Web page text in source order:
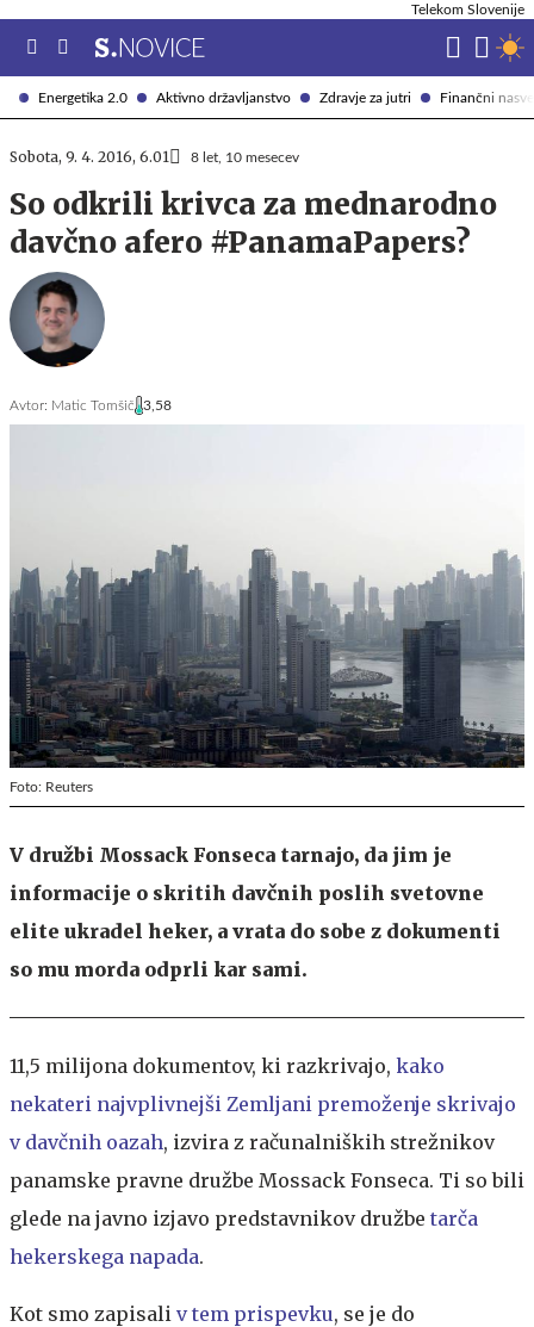
Energetika 2.0 Aktivno državljanstvo Zdravje za jutri Finančni
Telekom Slovenije
Sobota, 9. 4. 2016, 6.01 8 let, 10 mesecev
So odkrili krivca za mednarodno
davčno afero #PanamaPapers?
Avtor: Matic Tomšič 3,58
Foto: Reuters
V družbi Mossack Fonseca tarnajo, da jim je
informacije o skritih davčnih poslih svetovne
elite ukradel heker, a vrata do sobe z dokumenti
so mu morda odprli kar sami.
11,5 milijona dokumentov, ki razkrivajo, kako
nekateri najvplivnejši Zemljani premoženje skrivajo
v davčnih oazah, izvira z računalniških strežnikov
panamske pravne družbe Mossack Fonseca. Ti so bili
glede na javno izjavo predstavnikov družbe tarča
hekerskega napada.
Kot smo zapisali v tem prispevku, se je do